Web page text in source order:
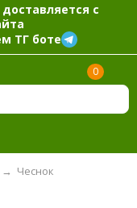
с
ТГ боте
0
→ Чеснок